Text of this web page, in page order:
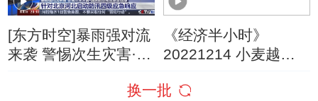
[东方时空]暴雨强对流
来袭 警惕次生灾害·国
针对北京河北启动防
《经济半小时》
20221214 小麦越冬
换一批